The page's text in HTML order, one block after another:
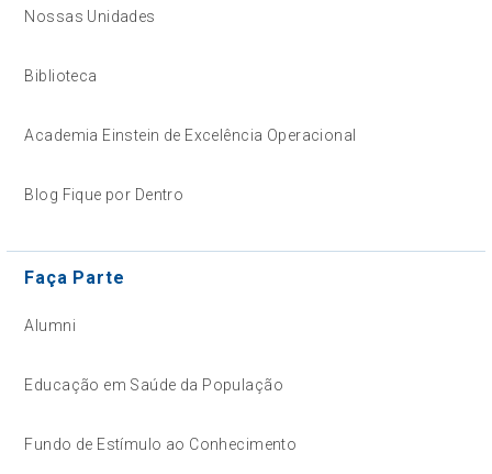
Nossas Unidades
Biblioteca
Academia Einstein de Excelência Operacional
Blog Fique por Dentro
Faça Parte
Alumni
Educação em Saúde da População
Fundo de Estímulo ao Conhecimento